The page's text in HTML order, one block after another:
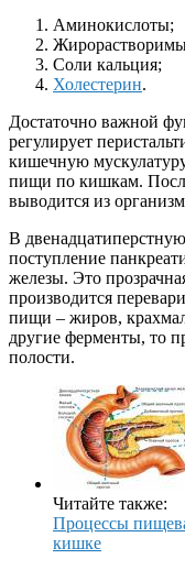
Аминокислоты;
Соли кальция;
Холестерин.
Достаточно важной
регулирует
кишечную
пищи по кишкам.
выводится из
В
поступление
железы. Это
производится
пищи – жиров,
другие ферменты, то
полости.
Читайте также:
Процессы
кишке